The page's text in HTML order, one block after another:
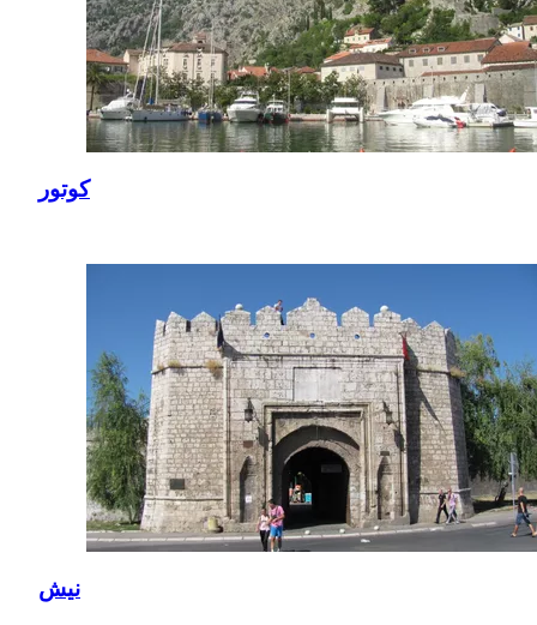
كوتور
نيش